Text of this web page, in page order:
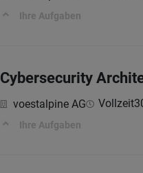
Ihre Aufgaben
Cybersecurity
voestalpine AG Vollzeit
Ihre Aufgaben